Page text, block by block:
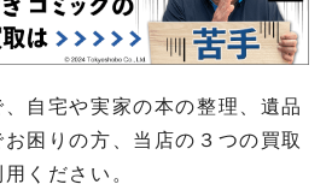
自宅や実家の本の整理、遺品
困りの方、当店の３つの買取
ください。